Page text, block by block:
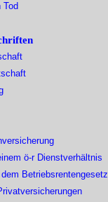
ö-r Dienstverhältnis
Betriebsrentengesetz